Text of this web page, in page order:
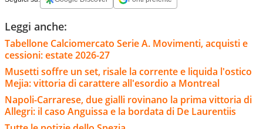
Leggi anche:
Tabellone Calciomercato Serie A. Movimenti, acquisti e
cessioni: estate 2026-27
Musetti soffre un set, risale la corrente e liquida l'ostico
Mejia: vittoria di carattere all'esordio a Montreal
Napoli-Carrarese, due gialli rovinano la prima vittoria di
Allegri: il caso Anguissa e la bordata di De Laurentiis